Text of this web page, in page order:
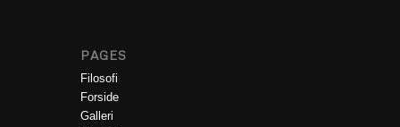
PAGES
Filosofi
Forside
Galleri